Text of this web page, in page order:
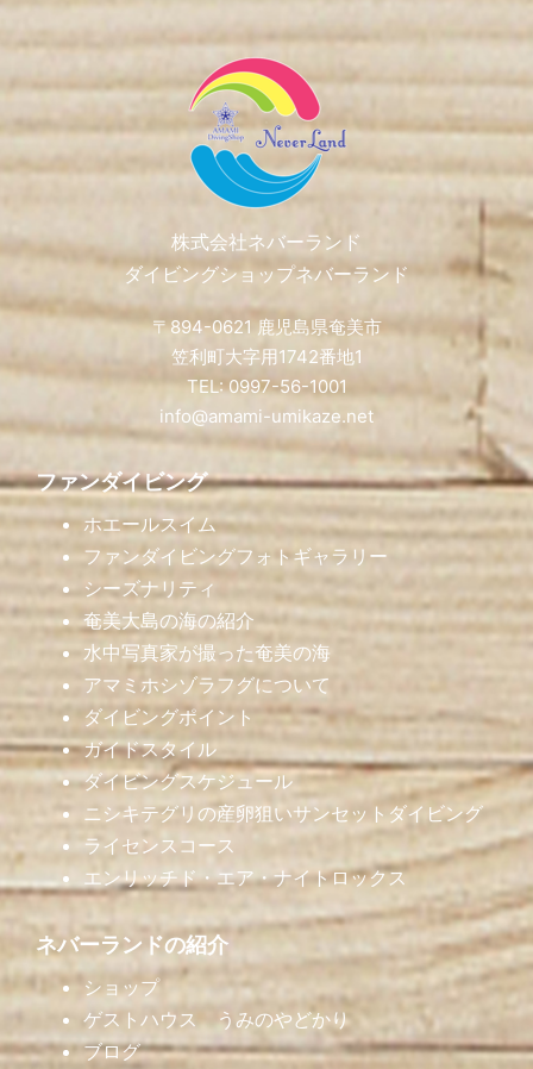
Footer
株式会社ネバーランド
ダイビングショップネバーランド
〒894-0621 鹿児島県奄美市
笠利町大字用1742番地1
TEL: 0997-56-1001
info@amami-umikaze.net
ファンダイビング
ホエールスイム
ファンダイビングフォトギャラリー
シーズナリティ
奄美大島の海の紹介
水中写真家が撮った奄美の海
アマミホシゾラフグについて
ダイビングポイント
ガイドスタイル
ダイビングスケジュール
ニシキテグリの産卵狙いサンセットダイビング
ライセンスコース
エンリッチド・エア・ナイトロックス
ネバーランドの紹介
ショップ
ゲストハウス うみのやどかり
ブログ